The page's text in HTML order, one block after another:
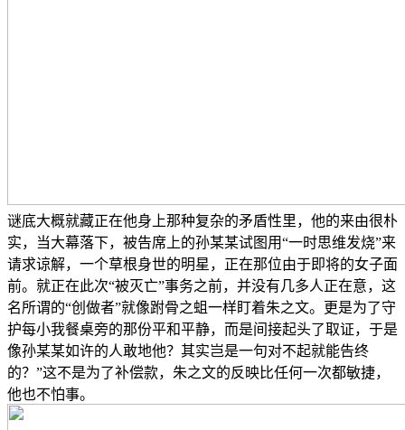
谜底大概就藏正在他身上那种复杂的矛盾性里，他的来由很朴
实，当大幕落下，被告席上的孙某某试图用“一时思维发烧”来
请求谅解，一个草根身世的明星，正在那位由于即将的女子面
前。就正在此次“被灭亡”事务之前，并没有几多人正在意，这
名所谓的“创做者”就像跗骨之蛆一样盯着朱之文。更是为了守
护每小我餐桌旁的那份平和平静，而是间接起头了取证，于是
像孙某某如许的人敢地他？其实岂是一句对不起就能告终
的？”这不是为了补偿款，朱之文的反映比任何一次都敏捷，
他也不怕事。